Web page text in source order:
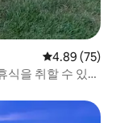
평점 4.89점(5
4.89 (75)
식을 취할 수 있습